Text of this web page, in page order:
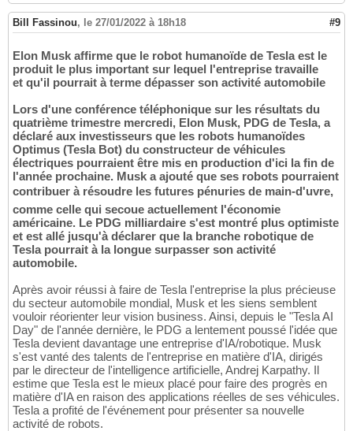
Bill Fassinou, le 27/01/2022 à 18h18 #9
Elon Musk affirme que le robot humanoïde de Tesla est le
produit le plus important sur lequel l'entreprise travaille
et qu'il pourrait à terme dépasser son activité automobile
Lors d'une conférence téléphonique sur les résultats du
quatrième trimestre mercredi, Elon Musk, PDG de Tesla, a
déclaré aux investisseurs que les robots humanoïdes
Optimus (Tesla Bot) du constructeur de véhicules
électriques pourraient être mis en production d'ici la fin de
l'année prochaine. Musk a ajouté que ses robots pourraient
contribuer à résoudre les futures pénuries de main-d'uvre,
comme celle qui secoue actuellement l'économie
américaine. Le PDG milliardaire s'est montré plus optimiste
et est allé jusqu'à déclarer que la branche robotique de
Tesla pourrait à la longue surpasser son activité
automobile.
Après avoir réussi à faire de Tesla l'entreprise la plus précieuse
du secteur automobile mondial, Musk et les siens semblent
vouloir réorienter leur vision business. Ainsi, depuis le "Tesla AI
Day" de l'année dernière, le PDG a lentement poussé l'idée que
Tesla devient davantage une entreprise d'IA/robotique. Musk
s'est vanté des talents de l'entreprise en matière d'IA, dirigés
par le directeur de l'intelligence artificielle, Andrej Karpathy. Il
estime que Tesla est le mieux placé pour faire des progrès en
matière d'IA en raison des applications réelles de ses véhicules.
Tesla a profité de l'événement pour présenter sa nouvelle
activité de robots.